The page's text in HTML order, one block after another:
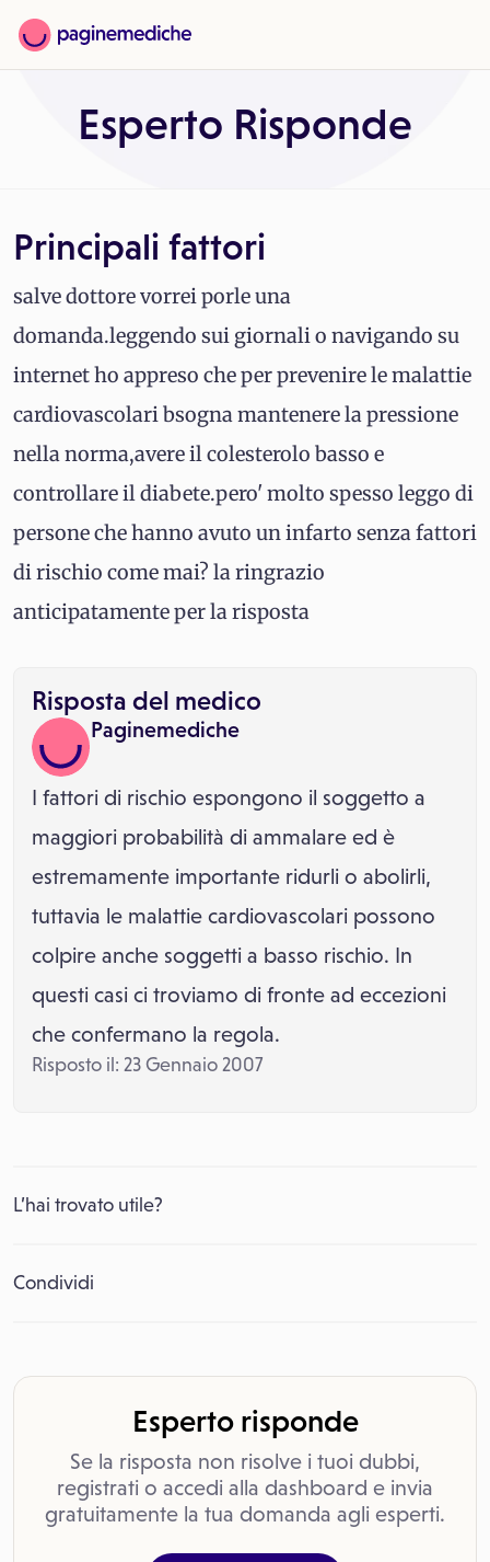
Esperto Risponde
Principali fattori
salve dottore vorrei porle una
domanda.leggendo sui giornali o navigando su
internet ho appreso che per prevenire le malattie
cardiovascolari bsogna mantenere la pressione
nella norma,avere il colesterolo basso e
controllare il diabete.pero' molto spesso leggo di
persone che hanno avuto un infarto senza fattori
di rischio come mai? la ringrazio
anticipatamente per la risposta
Risposta del medico
Paginemediche
I fattori di rischio espongono il soggetto a
maggiori probabilità di ammalare ed è
estremamente importante ridurli o abolirli,
tuttavia le malattie cardiovascolari possono
colpire anche soggetti a basso rischio. In
questi casi ci troviamo di fronte ad eccezioni
che confermano la regola.
Risposto il: 23 Gennaio 2007
L’hai trovato utile?
Condividi
Esperto risponde
Se la risposta non risolve i tuoi dubbi,
registrati o accedi alla dashboard e invia
gratuitamente la tua domanda agli esperti.